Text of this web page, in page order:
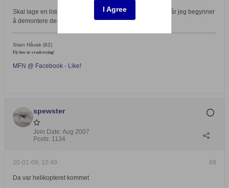
Skal lage en liste over alle deler som må byttes + priser når jeg begynner
å demontere den
Stian Håvak (82)
Fly low or crash trying!
MFN @ Facebook - Like!
spewster
Join Date: Aug 2007
Posts: 1134
#8
20-01-09, 10:49
Da var helikopteret kommet
I Agree